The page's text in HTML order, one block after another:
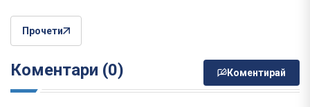
Прочети
Коментари (0) Коментирай